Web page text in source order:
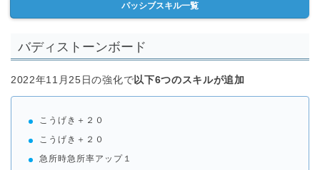
パッシブスキル一覧
バディストーンボード
2022年11月25日の強化で以下6つのスキルが追加
こうげき＋２０
こうげき＋２０
急所時急所率アップ１